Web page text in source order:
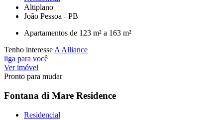
Altiplano
João Pessoa - PB
Apartamentos de 123 m² a 163 m²
Tenho interesseA Alliance
liga para você
Ver imóvel
Pronto para mudar
Fontana di Mare Residence
Residencial